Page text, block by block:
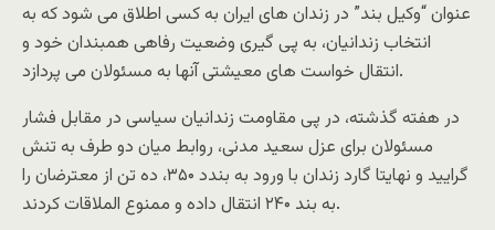
عنوان “وکیل بند” در زندان های ایران به کسی اطلاق می شود که به
انتخاب زندانیان، به پی گیری وضعیت رفاهی همبندان خود و
انتقال خواست های معیشتی آنها به مسئولان می پردازد.
در هفته گذشته، در پی مقاومت زندانیان سیاسی در مقابل فشار
مسئولان برای عزل سعید مدنی، روابط میان دو طرف به تنش
گرایید و نهایتا گارد زندان با ورود به بندد ۳۵۰، ده تن از معترضان را
به بند ۲۴۰ انتقال داده و ممنوع الملاقات کردند.